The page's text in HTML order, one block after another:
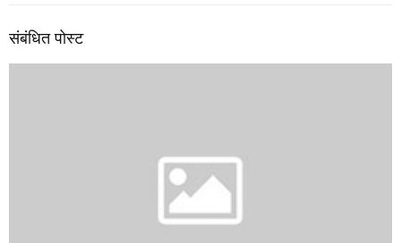
संबंधित पोस्ट